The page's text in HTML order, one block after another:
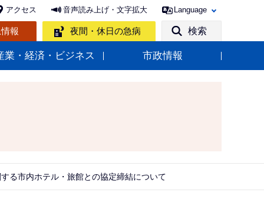
アクセス 音声読み上げ・文字拡大 Language
報 夜間・休日の急病 検索
業・経済・ビジネス 市政情報
る市内ホテル・旅館との協定締結について